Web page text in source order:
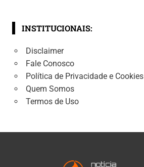
INSTITUCIONAIS:
Disclaimer
Fale Conosco
Política de Privacidade e Cookies
Quem Somos
Termos de Uso